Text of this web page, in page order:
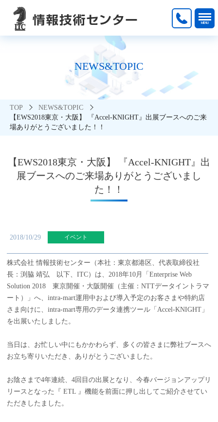
NEWS&TOPIC
TOP
NEWS&TOPIC
【EWS2018東京・大阪】 『Accel-KNIGHT』出展ブースへのご来
場ありがとうございました！！
【EWS2018東京・大阪】 『Accel-KNIGHT』出
展ブースへのご来場ありがとうございまし
た！！
2018/10/29
株式会社 情報技術センター（本社：東京都港区、代表取締役社
長：渕脇 靖弘 以下、ITC）は、2018年10月「Enterprise Web
Solution 2018 東京開催・大阪開催（主催：NTTデータイントラマ
ート）」へ、intra-mart運用中および導入予定のお客さまや特約店
さま向けに、intra-mart専用のデータ連携ツール「Accel-KNIGHT」
を出展いたしました。
当日は、お忙しい中にもかかわらず、多くの皆さまに弊社ブースへ
お立ち寄りいただき、ありがとうございました。
お陰さまで4年連続、4回目の出展となり、今春バージョンアップリ
リースとなった『 ETL 』機能を前面に押し出してご紹介させてい
ただきしたました。